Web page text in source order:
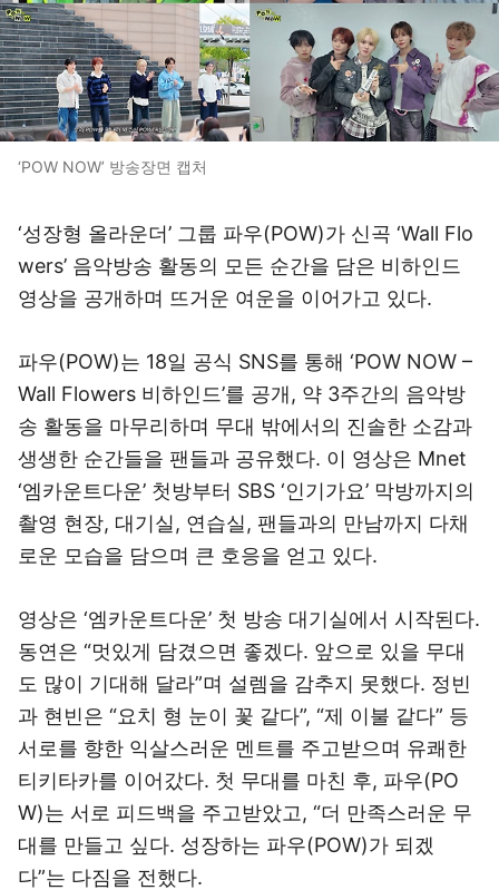
‘POW NOW’ 방송장면 캡처
‘성장형 올라운더’ 그룹 파우(POW)가 신곡 ‘Wall Flo
wers’ 음악방송 활동의 모든 순간을 담은 비하인드
영상을 공개하며 뜨거운 여운을 이어가고 있다.
파우(POW)는 18일 공식 SNS를 통해 ‘POW NOW –
Wall Flowers 비하인드’를 공개, 약 3주간의 음악방
송 활동을 마무리하며 무대 밖에서의 진솔한 소감과
생생한 순간들을 팬들과 공유했다. 이 영상은 Mnet
‘엠카운트다운’ 첫방부터 SBS ‘인기가요’ 막방까지의
촬영 현장, 대기실, 연습실, 팬들과의 만남까지 다채
로운 모습을 담으며 큰 호응을 얻고 있다.
영상은 ‘엠카운트다운’ 첫 방송 대기실에서 시작된다.
동연은 “멋있게 담겼으면 좋겠다. 앞으로 있을 무대
도 많이 기대해 달라”며 설렘을 감추지 못했다. 정빈
과 현빈은 “요치 형 눈이 꽃 같다”, “제 이불 같다” 등
서로를 향한 익살스러운 멘트를 주고받으며 유쾌한
티키타카를 이어갔다. 첫 무대를 마친 후, 파우(PO
W)는 서로 피드백을 주고받았고, “더 만족스러운 무
대를 만들고 싶다. 성장하는 파우(POW)가 되겠
다”는 다짐을 전했다.